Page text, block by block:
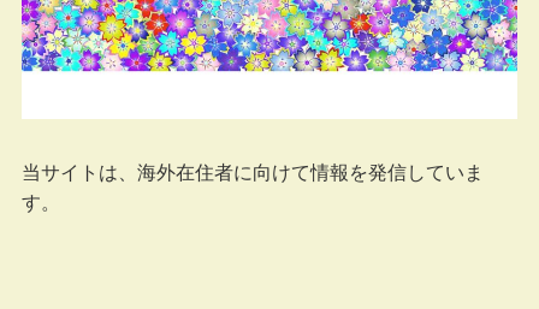
当サイトは、海外在住者に向けて情報を発信していま
す。